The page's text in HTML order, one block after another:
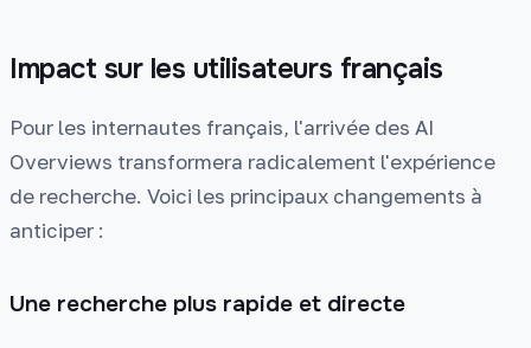
Impact sur les utilisateurs français
Pour les internautes français, l'arrivée des AI
Overviews transformera radicalement l'expérience
de recherche. Voici les principaux changements à
anticiper :
Une recherche plus rapide et directe